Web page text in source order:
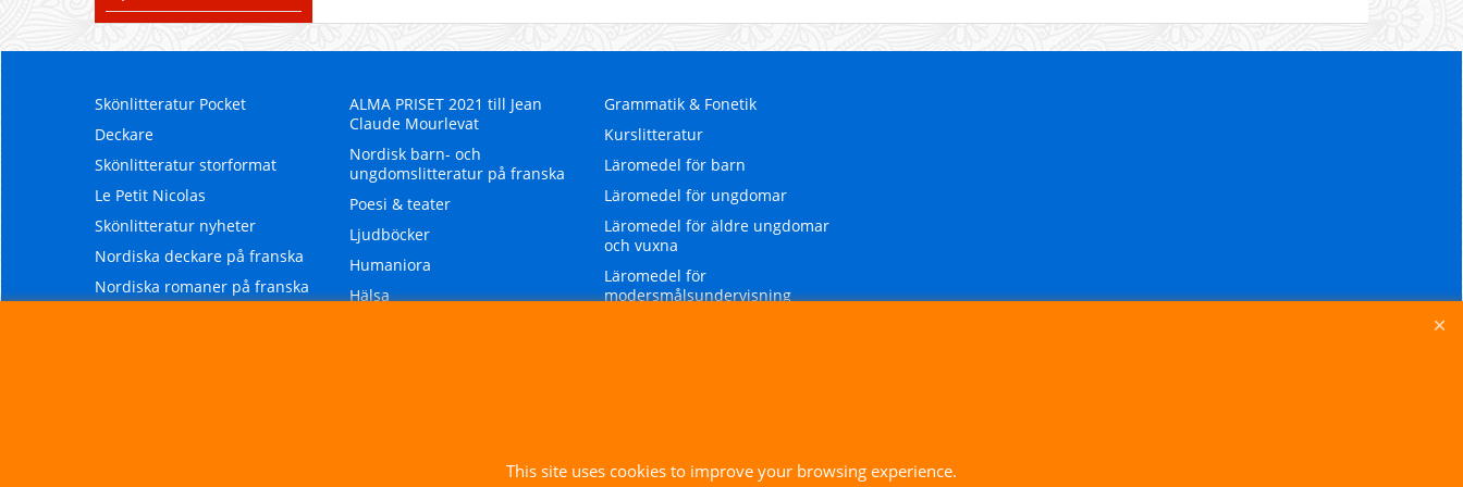
Skönlitteratur Pocket
Deckare
Skönlitteratur storformat
Le Petit Nicolas
Skönlitteratur nyheter
Nordiska deckare på franska
Nordiska romaner på franska
ALMA PRISET 2021 till Jean
Claude Mourlevat
Nordisk barn- och
ungdomslitteratur på franska
Poesi & teater
Ljudböcker
Humaniora
Hälsa
Grammatik & Fonetik
Kurslitteratur
Läromedel för barn
Läromedel för ungdomar
Läromedel för äldre ungdomar
och vuxna
Läromedel för
modersmålsundervisning
This site uses cookies to improve your browsing experience.